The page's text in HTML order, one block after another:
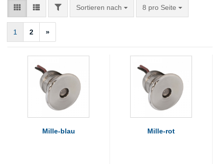
FILTERSortieren nach
Sortieren nach 8 pro Seite
pro Seite
1 2 »
Mille-blau Mille-rot